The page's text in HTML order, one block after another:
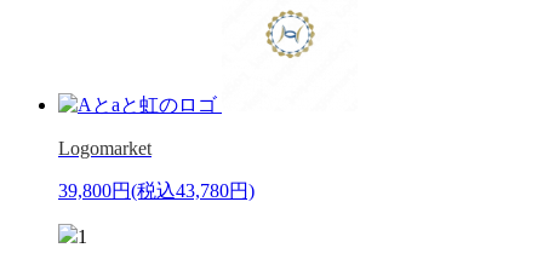
Logomarket
39,800円(税込43,780円)
1